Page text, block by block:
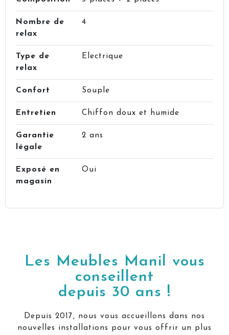
Nombre de
relax
4
Type de
relax
Electrique
Confort Souple
Entretien Chiffon doux et humide
Garantie
légale
2 ans
Exposé en
magasin
Oui
Les Meubles Manil vous
conseillent
depuis 30 ans !
Depuis 2017, nous vous accueillons dans nos
nouvelles installations pour vous offrir un plus